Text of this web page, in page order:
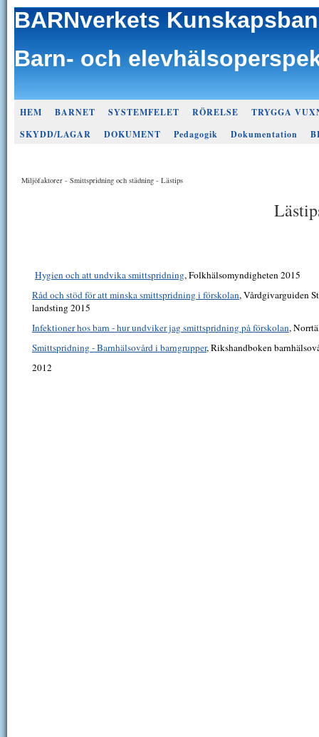
BARNverkets
Barn- och
HEM BARNET SYSTEMFELET RÖRELSE
TRYGGA
SKYDD/LAGAR
DOKUMENT Pedagogik Dokumentation
Miljöfaktorer - Smittspridning och städning - Lästips
Hygien och att undvika smittspridning, Folkhälsomyndigheten 2015
Råd och stöd för att minska smittspridning i förskolan, Vårdgivarguiden
landsting 2015
Infektioner hos barn - hur undviker jag smittspridning på förskolan,
Smittspridning - Barnhälsovård i barngrupper, Rikshandboken
2012